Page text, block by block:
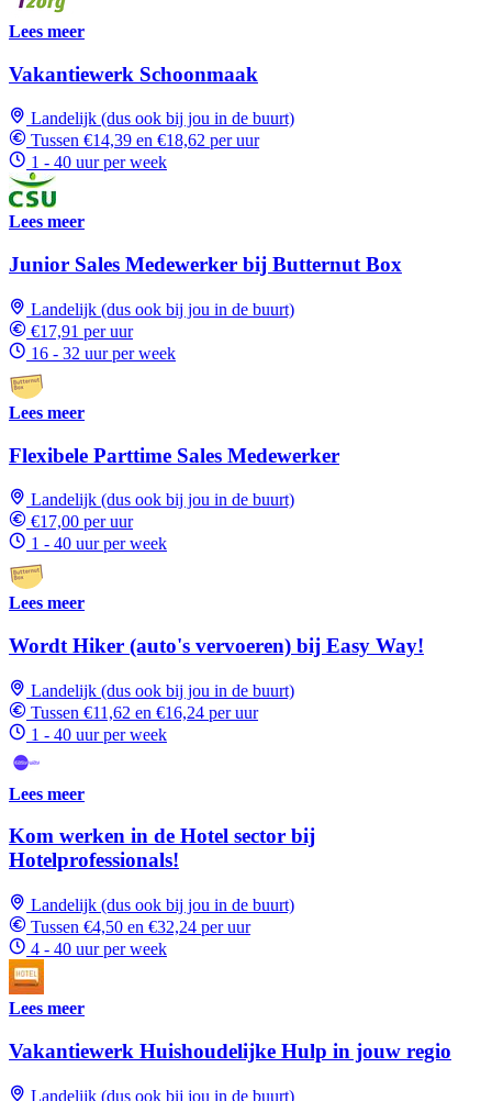
Lees meer
Vakantiewerk Schoonmaak
Landelijk (dus ook bij jou in de buurt)
Tussen €14,39 en €18,62 per uur
1 - 40 uur per week
Lees meer
Junior Sales Medewerker bij Butternut Box
Landelijk (dus ook bij jou in de buurt)
€17,91 per uur
16 - 32 uur per week
Lees meer
Flexibele Parttime Sales Medewerker
Landelijk (dus ook bij jou in de buurt)
€17,00 per uur
1 - 40 uur per week
Lees meer
Wordt Hiker (auto's vervoeren) bij Easy Way!
Landelijk (dus ook bij jou in de buurt)
Tussen €11,62 en €16,24 per uur
1 - 40 uur per week
Lees meer
Kom werken in de Hotel sector bij
Hotelprofessionals!
Landelijk (dus ook bij jou in de buurt)
Tussen €4,50 en €32,24 per uur
4 - 40 uur per week
Lees meer
Vakantiewerk Huishoudelijke Hulp in jouw regio
Landelijk (dus ook bij jou in de buurt)